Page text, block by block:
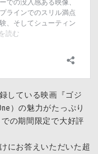
している映画『ゴジ
）の魅力がたっぷり
の期間限定で大好評
にお答えいただいた超